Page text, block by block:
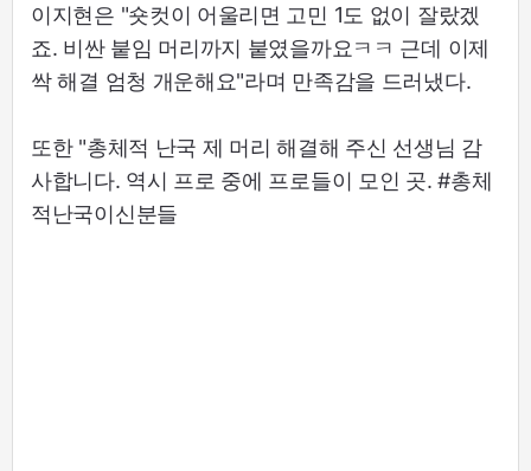
이지현은 "숏컷이 어울리면 고민 1도 없이 잘랐겠
죠. 비싼 붙임 머리까지 붙였을까요ㅋㅋ 근데 이제
싹 해결 엄청 개운해요"라며 만족감을 드러냈다.
또한 "총체적 난국 제 머리 해결해 주신 선생님 감
사합니다. 역시 프로 중에 프로들이 모인 곳. #총체
적난국이신분들